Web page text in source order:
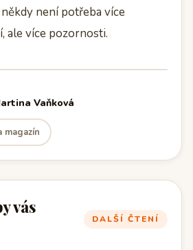
není potřeba více
ale více pozornosti.
Vaňková
vás
DALŠÍ ČTENÍ